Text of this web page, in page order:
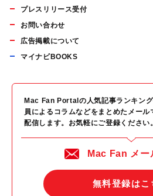
プレスリリース受付
お問い合わせ
広告掲載について
マイナビBOOKS
Mac Fan Portalの人気記事ランキン
員によるコラムなどをまとめたメー
配信します。お気軽にご登録ください。
Mac Fan メー
無料登録はこ